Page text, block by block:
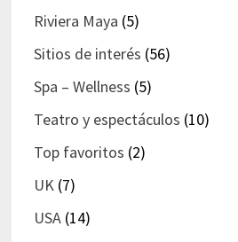
Riviera Maya (5)
Sitios de interés (56)
Spa – Wellness (5)
Teatro y espectáculos (10)
Top favoritos (2)
UK(7)
USA(14)